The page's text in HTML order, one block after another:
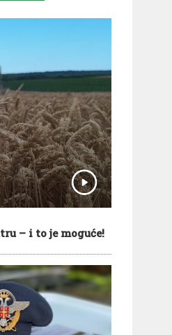
– i to je moguće!